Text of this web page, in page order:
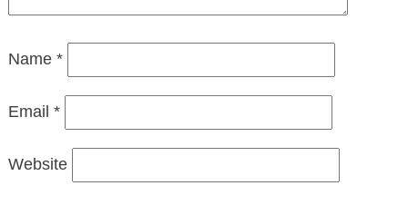
Name *
Email *
Website